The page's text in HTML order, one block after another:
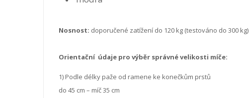
Nosnost: doporučené zatížení do 120 kg (testováno do 300 kg)
Orientační údaje pro výběr správné velikosti míče:
1) Podle délky paže od ramene ke konečkům prstů
do 45 cm – míč 35 cm